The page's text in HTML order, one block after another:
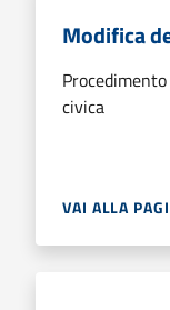
Modifica
civica
VAI ALLA